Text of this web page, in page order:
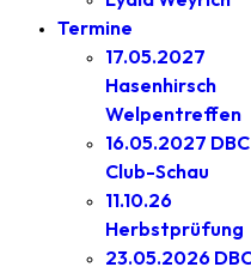
Termine
17.05.2027
Hasenhirsch
Welpentreffen
16.05.2027 DBC
Club-Schau
11.10.26
Herbstprüfung
23.05.2026